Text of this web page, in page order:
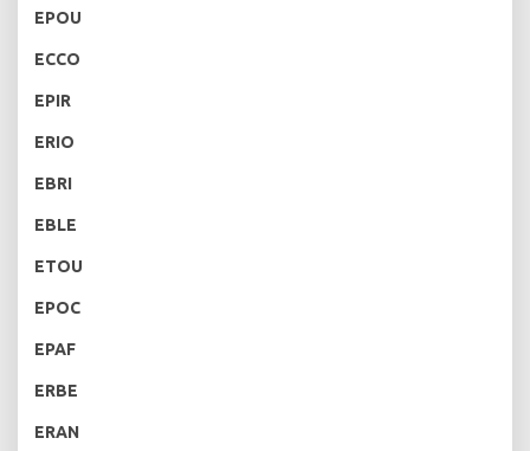
EPOU
ECCO
EPIR
ERIO
EBRI
EBLE
ETOU
EPOC
EPAF
ERBE
ERAN